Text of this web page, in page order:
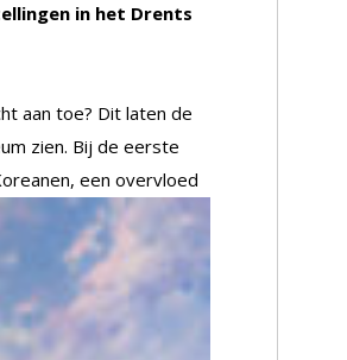
in het Drents
aan toe? Dit laten de
zien. Bij de eerste
een overvloed